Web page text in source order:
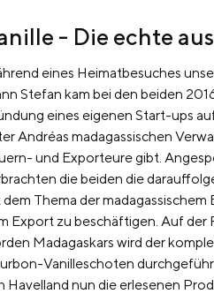
- Die echte
eines Heimatbesuches
Stefan kam bei den beiden
eines eigenen Start-ups
Andréas madagassischen
und Exporteure gibt.
die beiden die
dem Thema der
Export zu beschäftigen. Auf der
Madagaskars wird der
Vanilleschoten
Havelland nun die erlesenen